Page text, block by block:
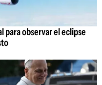
para observar el eclipse